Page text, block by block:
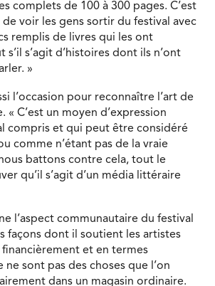
complets de 100 à 300 pages. C’est
voir les gens sortir du festival avec
remplis de livres qui les ont
s’il s’agit d’histoires dont ils n’ont
»
l’occasion pour reconnaître l’art de
« C’est un moyen d’expression
compris et qui peut être considéré
comme n’étant pas de la vraie
battons contre cela, tout le
qu’il s’agit d’un média littéraire
l’aspect communautaire du festival
façons dont il soutient les artistes
financièrement et en termes
ne sont pas des choses que l’on
dans un magasin ordinaire.